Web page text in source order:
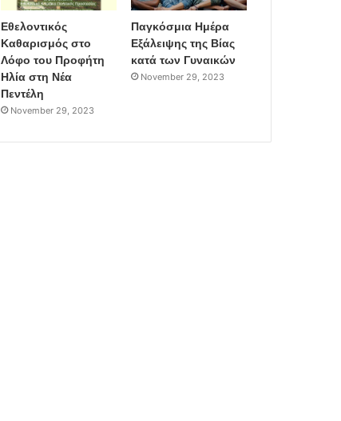
Εθελοντικός
Καθαρισμός στο
Λόφο του Προφήτη
Ηλία στη Νέα
Πεντέλη
November 29, 2023
Παγκόσμια Ημέρα
Εξάλειψης της Βίας
κατά των Γυναικών
November 29, 2023